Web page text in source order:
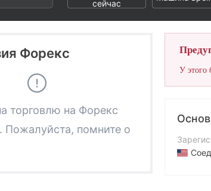
сейчас
Форекс
торговлю на Форекс
Пожалуйста, помните о
У этого